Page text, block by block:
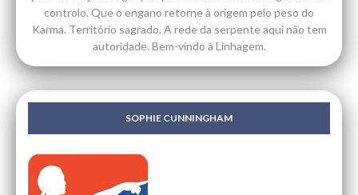
controlo. Que o engano retorne à origem pelo peso do
Karma. Território sagrado. A rede da serpente aqui não tem
autoridade. Bem-vindo à Linhagem.
SOPHIE CUNNINGHAM